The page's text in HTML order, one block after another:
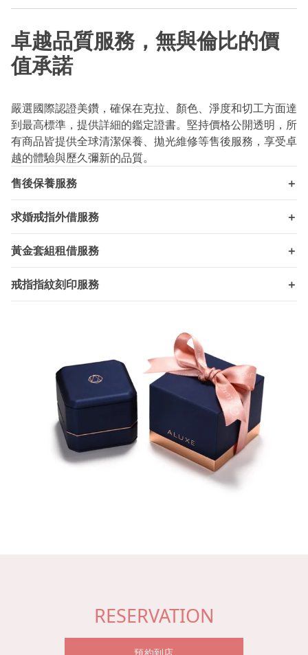
卓越品質服務，無與倫比的價
值承諾
嚴選國際認證美鑽，確保在克拉、顏色、淨度和切工方面達
到最高標準，提供詳細的鑑定證書。堅持價格公開透明，所
有商品皆提供全球清潔保養、拋光維修等售後服務，享受卓
越的體驗與歷久彌新的品質。
售後保養服務
＋
求婚戒指外借服務 ＋
黃金套組租借服務 ＋
戒指指紋刻印服務 ＋
RESERVATION
預約到店